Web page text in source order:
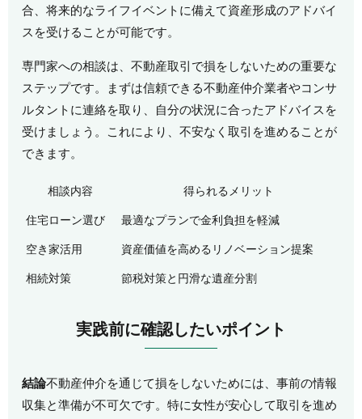
合、将来的なライフイベントに備えて資産形成のアドバイ
スを受けることが可能です。
専門家への相談は、不動産取引で損をしないための重要な
ステップです。まずは信頼できる不動産仲介業者やコンサ
ルタントに連絡を取り、自分の状況に合ったアドバイスを
受けましょう。これにより、不安なく取引を進めることが
できます。
相談内容 得られるメリット
住宅ローン選び 最適なプランで金利負担を軽減
空き家活用 資産価値を高めるリノベーション提案
相続対策 節税対策と円滑な遺産分割
実践前に確認したいポイント
結論不動産仲介を通じて損をしないためには、事前の情報
収集と準備が不可欠です。特に女性が安心して取引を進め